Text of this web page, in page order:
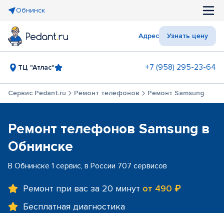
Обнинск
Адрес Узнать цену
ТЦ "Атлас" +7 (958) 295-23-64
Сервис Pedant.ru Ремонт телефонов Ремонт Samsung
Ремонт телефонов Samsung в
Обнинске
В Обнинске 1 сервис, в России 707 сервисов
Ремонт при вас за 20 минут от 490 ₽
Бесплатная диагностика